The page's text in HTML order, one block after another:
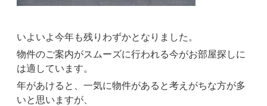
いよいよ今年も残りわずかとなりました。
物件のご案内がスムーズに行われる今がお部屋探しに
は適しています。
年があけると、一気に物件があると考えがちな方が多
いと思いますが、